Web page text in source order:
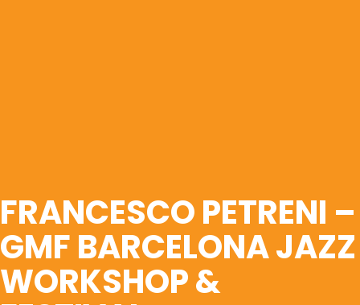
FRANCESCO PETRENI –
GMF BARCELONA JAZZ
WORKSHOP &